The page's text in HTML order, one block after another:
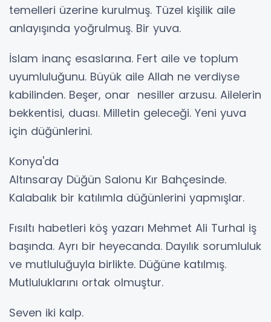
temelleri üzerine kurulmuş. Tüzel kişilik aile
anlayışında yoğrulmuş. Bir yuva.
İslam inanç esaslarına. Fert aile ve toplum
uyumluluğunu. Büyük aile Allah ne verdiyse
kabilinden. Beşer, onar nesiller arzusu. Ailelerin
bekkentisi, duası. Milletin geleceği. Yeni yuva
için düğünlerini.
Konya'da
Altınsaray Düğün Salonu Kır Bahçesinde.
Kalabalık bir katılımla düğünlerini yapmışlar.
Fısıltı habetleri köş yazarı Mehmet Ali Turhal iş
başında. Ayrı bir heyecanda. Dayılık sorumluluk
ve mutluluğuyla birlikte. Düğüne katılmış.
Mutluluklarını ortak olmuştur.
Seven iki kalp.